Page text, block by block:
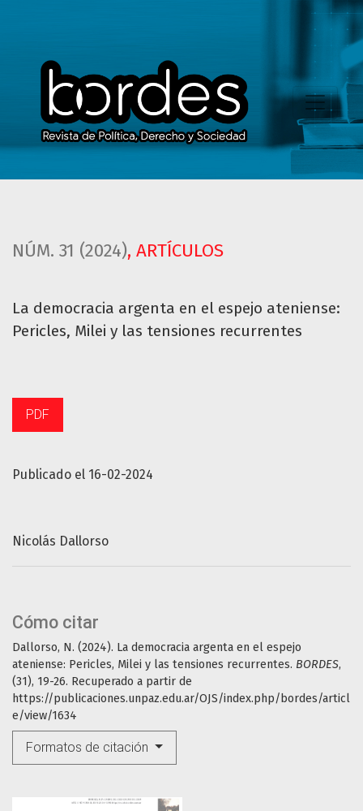
La democracia argenta en el espejo ateniense: Pericles,
NÚM. 31 (2024), ARTÍCULOS
La democracia argenta en el espejo ateniense:
Pericles, Milei y las tensiones recurrentes
Publicado el 16-02-2024
PDF
Cómo citar
Dallorso, N. (2024). La democracia argenta en el espejo
ateniense: Pericles, Milei y las tensiones recurrentes. BORDES,
(31), 19-26. Recuperado a partir de
https://publicaciones.unpaz.edu.ar/OJS/index.php/bordes/articl
e/view/1634
Formatos de citación
Nicolás Dallorso